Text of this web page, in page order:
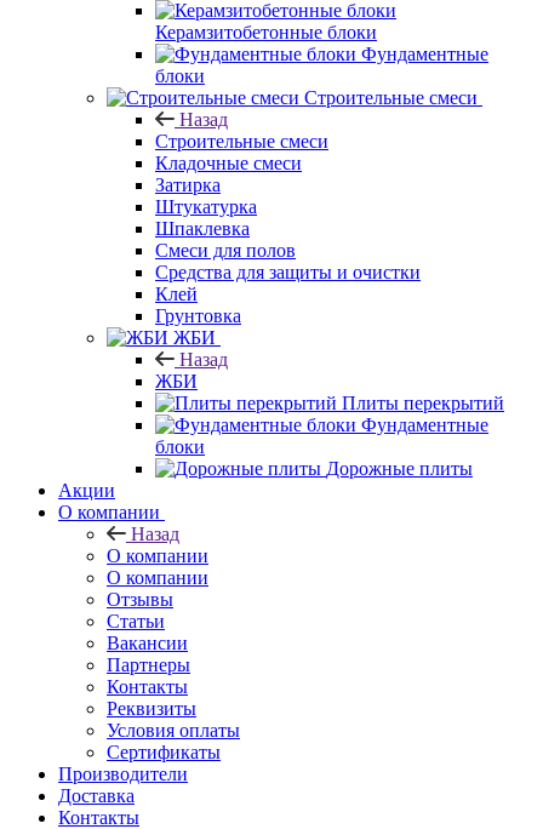
Керамзитобетонные блоки
Фундаментные
блоки
Строительные смеси
Назад
Строительные смеси
Кладочные смеси
Затирка
Штукатурка
Шпаклевка
Смеси для полов
Средства для защиты и очистки
Клей
Грунтовка
ЖБИ
Назад
ЖБИ
Плиты перекрытий
Фундаментные
блоки
Дорожные плиты
Акции
О компании
Назад
О компании
О компании
Отзывы
Статьи
Вакансии
Партнеры
Контакты
Реквизиты
Условия оплаты
Сертификаты
Производители
Доставка
Контакты